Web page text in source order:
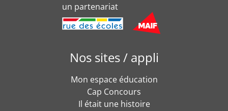
un partenariat
Nos sites / appli
Mon espace éducation
Cap Concours
Il était une histoire